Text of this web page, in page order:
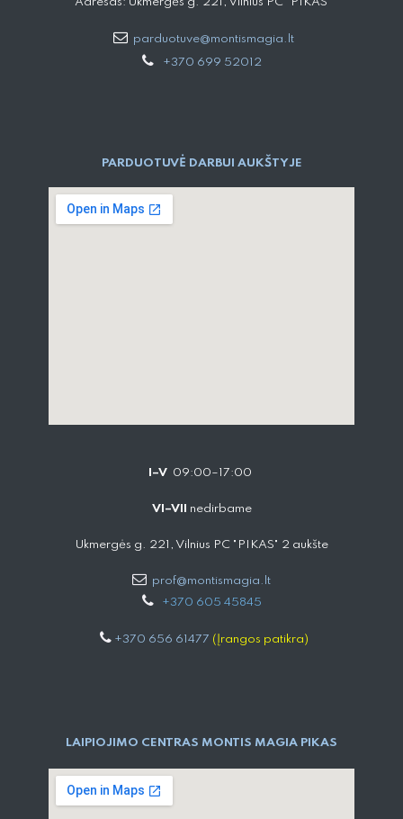
Adresas: Ukmergės g. 221, Vilnius PC "PIKAS"
parduotuve@montismagia.lt
+370 699 52012
PARDUOTUVĖ DARBUI AUKŠTYJE
I–V 09:00–17:00
VI–VII nedirbame
Ukmergės g. 221, Vilnius PC "PIKAS" 2 aukšte
prof@montismagia.lt
+370 605 4584​5
+370 656 61477 (Įrangos patikra)
LAIPIOJIMO CENTRAS MONTIS MAGIA PIKAS